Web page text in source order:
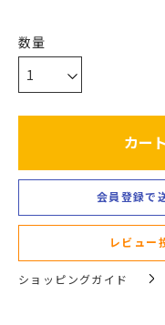
カー
会員登録で
レビュー
ショッピングガイド